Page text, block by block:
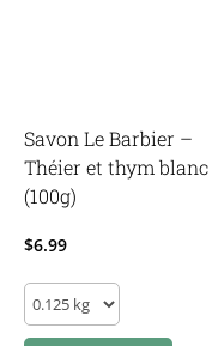
Savon Le Barbier –
Théier et thym blanc
(100g)
$6.99
Savon
Le